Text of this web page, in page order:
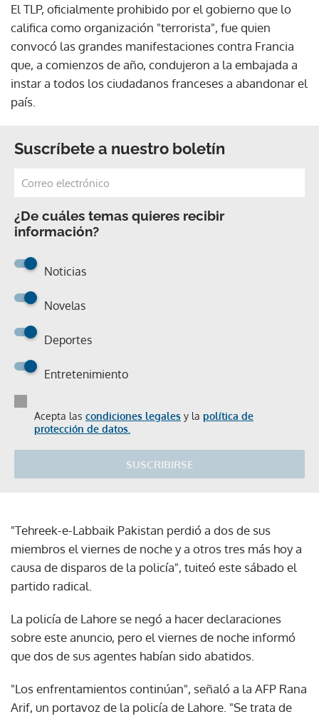
El TLP, oficialmente prohibido por el gobierno que lo
califica como organización "terrorista", fue quien
convocó las grandes manifestaciones contra Francia
que, a comienzos de año, condujeron a la embajada a
instar a todos los ciudadanos franceses a abandonar el
país.
Suscríbete a nuestro boletín
¿De cuáles temas quieres recibir
información?
Noticias
Novelas
Deportes
Entretenimiento
Acepta las condiciones legales y la política de
protección de datos.
SUSCRIBIRSE
"Tehreek-e-Labbaik Pakistan perdió a dos de sus
miembros el viernes de noche y a otros tres más hoy a
causa de disparos de la policía", tuiteó este sábado el
partido radical.
La policía de Lahore se negó a hacer declaraciones
sobre este anuncio, pero el viernes de noche informó
que dos de sus agentes habían sido abatidos.
"Los enfrentamientos continúan", señaló a la AFP Rana
Arif, un portavoz de la policía de Lahore. "Se trata de